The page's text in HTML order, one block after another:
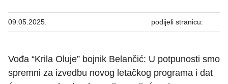
09.05.2025. podijeli stranicu:
Vođa “Krila Oluje” bojnik Belančić: U potpunosti smo
spremni za izvedbu novog letačkog programa i dat